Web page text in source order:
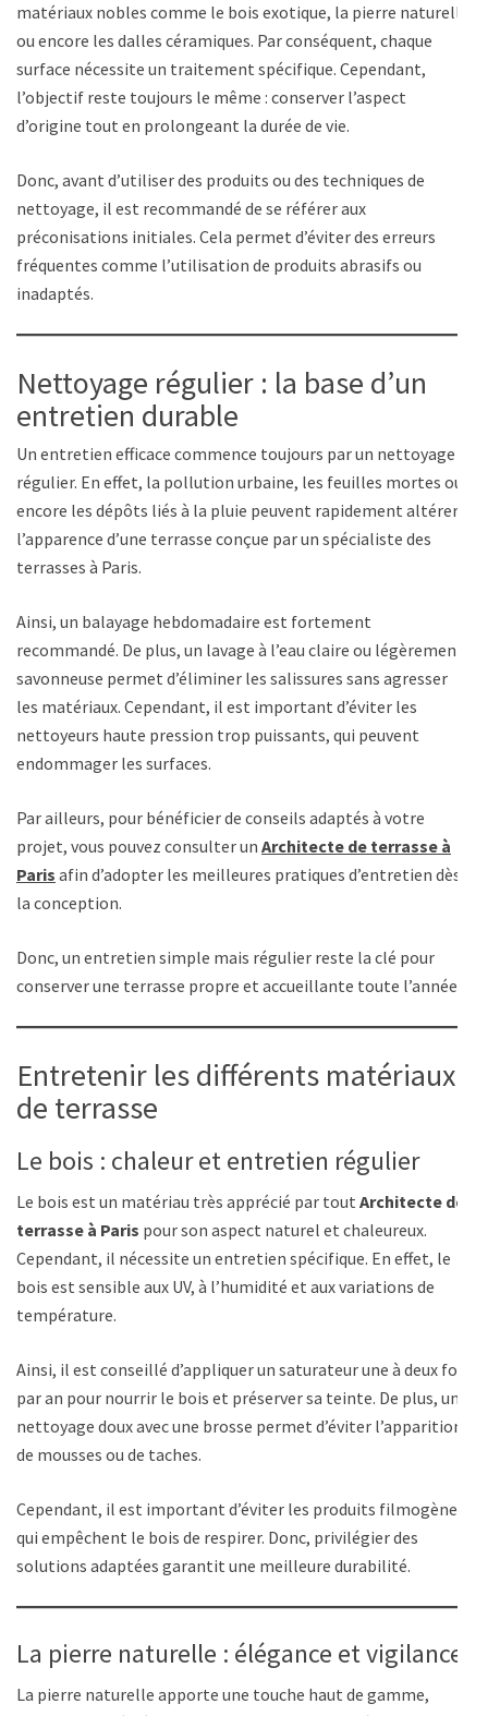
matériaux nobles comme le bois exotique, la pierre naturelle
ou encore les dalles céramiques. Par conséquent, chaque
surface nécessite un traitement spécifique. Cependant,
l’objectif reste toujours le même : conserver l’aspect
d’origine tout en prolongeant la durée de vie.
Donc, avant d’utiliser des produits ou des techniques de
nettoyage, il est recommandé de se référer aux
préconisations initiales. Cela permet d’éviter des erreurs
fréquentes comme l’utilisation de produits abrasifs ou
inadaptés.
Nettoyage régulier : la base d’un
entretien durable
Un entretien efficace commence toujours par un nettoyage
régulier. En effet, la pollution urbaine, les feuilles mortes ou
encore les dépôts liés à la pluie peuvent rapidement altérer
l’apparence d’une terrasse conçue par un spécialiste des
terrasses à Paris.
Ainsi, un balayage hebdomadaire est fortement
recommandé. De plus, un lavage à l’eau claire ou légèrement
savonneuse permet d’éliminer les salissures sans agresser
les matériaux. Cependant, il est important d’éviter les
nettoyeurs haute pression trop puissants, qui peuvent
endommager les surfaces.
Par ailleurs, pour bénéficier de conseils adaptés à votre
projet, vous pouvez consulter un Architecte de terrasse à
Paris afin d’adopter les meilleures pratiques d’entretien dès
la conception.
Donc, un entretien simple mais régulier reste la clé pour
conserver une terrasse propre et accueillante toute l’année.
Entretenir les différents matériaux
de terrasse
Le bois : chaleur et entretien régulier
Le bois est un matériau très apprécié par tout Architecte de
terrasse à Paris pour son aspect naturel et chaleureux.
Cependant, il nécessite un entretien spécifique. En effet, le
bois est sensible aux UV, à l’humidité et aux variations de
température.
Ainsi, il est conseillé d’appliquer un saturateur une à deux fois
par an pour nourrir le bois et préserver sa teinte. De plus, un
nettoyage doux avec une brosse permet d’éviter l’apparition
de mousses ou de taches.
Cependant, il est important d’éviter les produits filmogènes
qui empêchent le bois de respirer. Donc, privilégier des
solutions adaptées garantit une meilleure durabilité.
La pierre naturelle : élégance et vigilance
La pierre naturelle apporte une touche haut de gamme,